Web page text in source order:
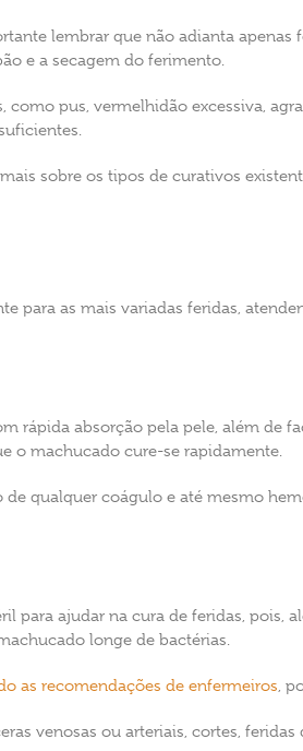
lembrar que não adianta apenas
e a secagem do ferimento.
pus, vermelhidão excessiva,
sobre os tipos de curativos
para as mais variadas feridas,
rápida absorção pela pele, além de
o machucado cure-se rapidamente.
qualquer coágulo e até mesmo
para ajudar na cura de feridas, pois,
longe de bactérias.
as recomendações de enfermeiros,
venosas ou arteriais, cortes,